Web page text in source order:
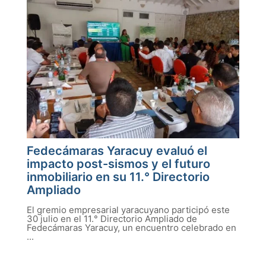
Fedecámaras Yaracuy evaluó el
impacto post-sismos y el futuro
inmobiliario en su 11.° Directorio
Ampliado
El gremio empresarial yaracuyano participó este
30 julio en el 11.° Directorio Ampliado de
Fedecámaras Yaracuy, un encuentro celebrado en
...